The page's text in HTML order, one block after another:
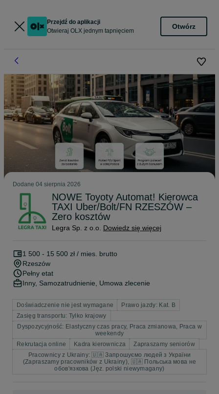
Przejdź do aplikacji
Otwieraj OLX jednym tapnięciem
Otwórz
Dodane 04 sierpnia 2026
NOWE Toyoty Automat! Kierowca
TAXI Uber/Bolt/FN RZESZÓW –
Zero kosztów
Legra Sp. z o.o. Dowiedz się więcej
1 500 - 15 500 zł / mies. brutto
Rzeszów
Pełny etat
Inny, Samozatrudnienie, Umowa zlecenie
Doświadczenie nie jest wymagane
Prawo jazdy: Kat. B
Zasięg transportu: Tylko krajowy
Dyspozycyjność: Elastyczny czas pracy, Praca zmianowa, Praca w
weekendy
Rekrutacja online
Kadra kierownicza
Zapraszamy seniorów
Pracownicy z Ukrainy: 🇺🇦 Запрошуємо людей з України
(Zapraszamy pracowników z Ukrainy), 🇺🇦 Польська мова не
обов'язкова (Jęz. polski niewymagany)